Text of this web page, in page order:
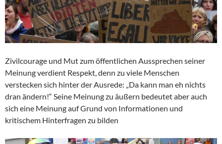
Zivilcourage und Mut zum öffentlichen Aussprechen seiner
Meinung verdient Respekt, denn zu viele Menschen
verstecken sich hinter der Ausrede: „Da kann man eh nichts
dran ändern!“ Seine Meinung zu äußern bedeutet aber auch
sich eine Meinung auf Grund von Informationen und
kritischem Hinterfragen zu bilden